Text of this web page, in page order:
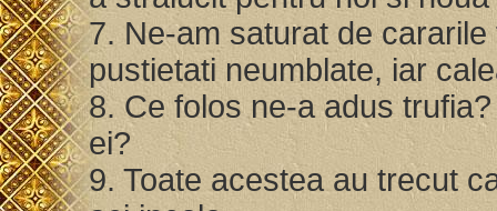
7. Ne-am saturat de
pustietati neumblate, iar
8. Ce folos ne-a adus
ei?
9. Toate acestea au trecut